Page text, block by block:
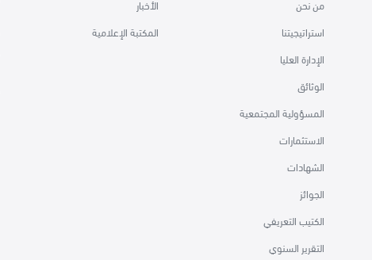
من نحن
استراتيجيتنا
الإدارة العليا
الوثائق
المسؤولية المجتمعية
الاستثمارات
الشهادات
الجوائز
الكتيب التعريفي
التقرير السنوي
الأخبار
المكتبة الإعلامية